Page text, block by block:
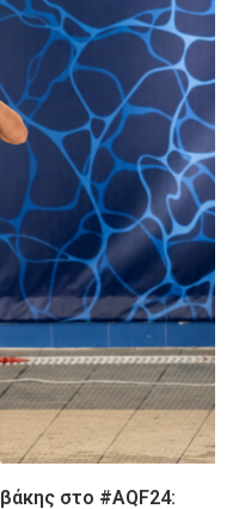
στο #AQF24: